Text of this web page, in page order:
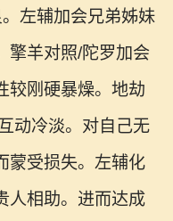
左辅加会兄弟姊妹
擎羊对照/陀罗加会
较刚硬暴燥。地劫
动冷淡。对自己无
蒙受损失。左辅化
人相助。进而达成